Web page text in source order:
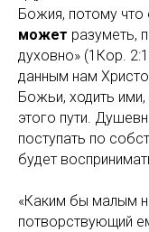
Божия, потому что
может разуметь,
духовно» (1Кор.
данным нам
Божьи, ходить
этого пути.
поступать по
будет
«Каким бы малым
потворствующий